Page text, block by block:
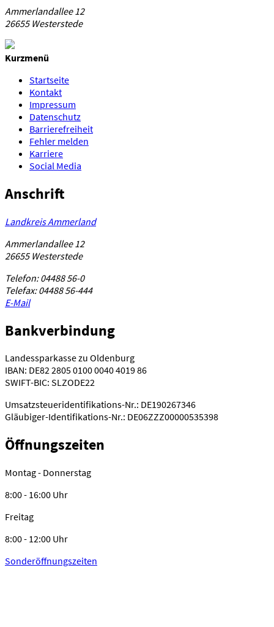
Ammerlandallee 12
26655 Westerstede
Kurzmenü
Startseite
Kontakt
Impressum
Datenschutz
Barrierefreiheit
Fehler melden
Karriere
Social Media
Anschrift
Landkreis Ammerland
Ammerlandallee 12
26655 Westerstede
Telefon: 04488 56-0
Telefax: 04488 56-444
E-Mail
Bankverbindung
Landessparkasse zu Oldenburg
IBAN: DE82 2805 0100 0040 4019 86
SWIFT-BIC: SLZODE22
Umsatzsteueridentifikations-Nr.: DE190267346
Gläubiger-Identifikations-Nr.: DE06ZZZ00000535398
Öffnungszeiten
Montag - Donnerstag
8:00 - 16:00 Uhr
Freitag
8:00 - 12:00 Uhr
Sonderöffnungszeiten